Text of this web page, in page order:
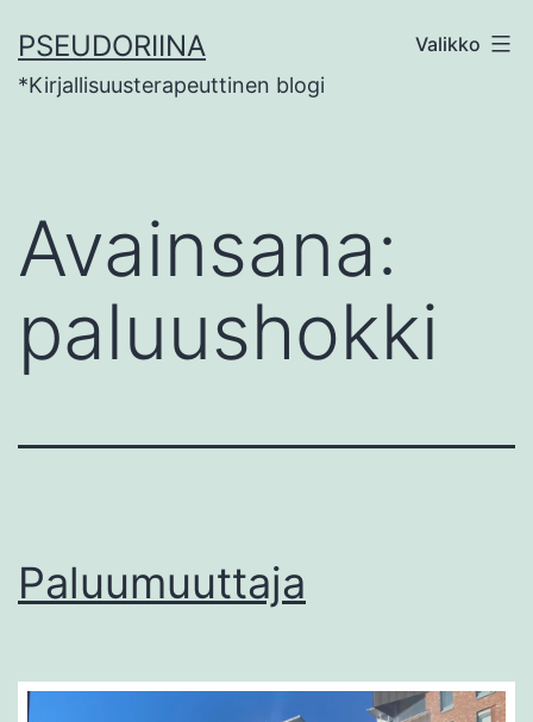
sisältöön
PSEUDORIINA
*Kirjallisuusterapeuttinen blogi
Valikko
Avainsana:
paluushokki
Paluumuuttaja